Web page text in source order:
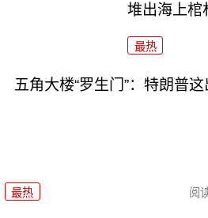
堆出海上棺
最热
五角大楼“罗生门”：特朗普
最热 阅